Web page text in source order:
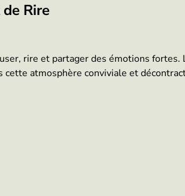
Rire
rire et partager des émotions
cette atmosphère conviviale et